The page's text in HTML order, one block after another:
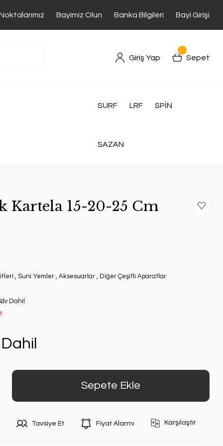
Bayimiz Olun Banka Bilgileri Bayi Girişi
Giriş Yap Sepet
SURF LRF SPİN
SAZAN
Kartela 15-20-25 Cm
, Suni Yemler , Aksesuarlar , Diğer Çeşitli Aparatlar
Dahil
Sepete Ekle
Tavsiye Et Fiyat Alarmı Karşılaştır